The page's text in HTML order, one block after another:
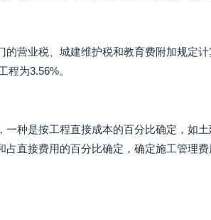
的营业税、城建维护税和教育费附加规定
程为3.56%。
种是按工程直接成本的百分比确定，如
直接费用的百分比确定，确定施工管理费